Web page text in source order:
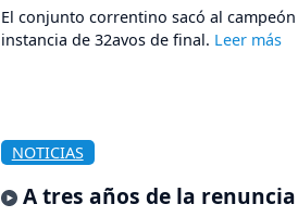
El conjunto correntino sacó al
instancia de 32avos de final.
NOTICIAS
A tres años de la renuncia